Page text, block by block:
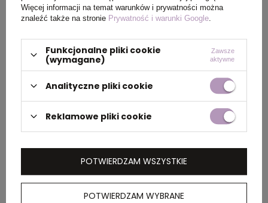
PAKOWANIE
Wymiary
kartonu
zewnętrznego
45 x 32 x 23 cm
Waga
6 kg
OPIS
Więcej informacji na temat warunków i prywatności można
znaleźć także na stronie Prywatność i warunki Google
Funkcjonalne pliki cookie
(wymagane)
Zawsze
aktywne
Analityczne pliki cookie
Reklamowe pliki cookie
POTWIERDZAM WYBRANE
POTWIERDZAM WSZYSTKIE